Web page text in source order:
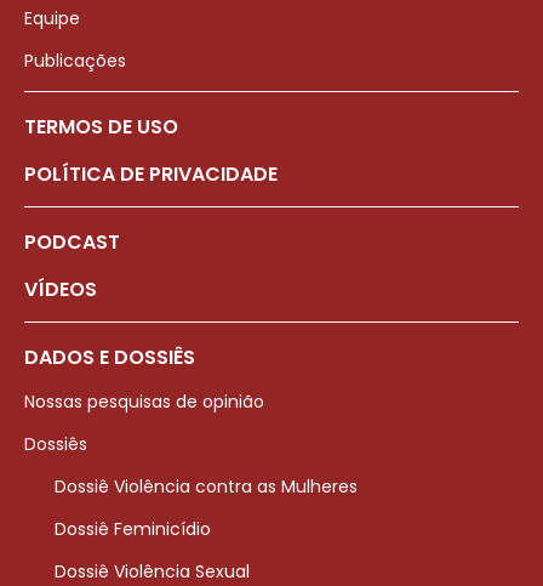
Equipe
Publicações
TERMOS DE USO
POLÍTICA DE PRIVACIDADE
PODCAST
VÍDEOS
DADOS E DOSSIÊS
Nossas pesquisas de opinião
Dossiês
Dossiê Violência contra as Mulheres
Dossiê Feminicídio
Dossiê Violência Sexual